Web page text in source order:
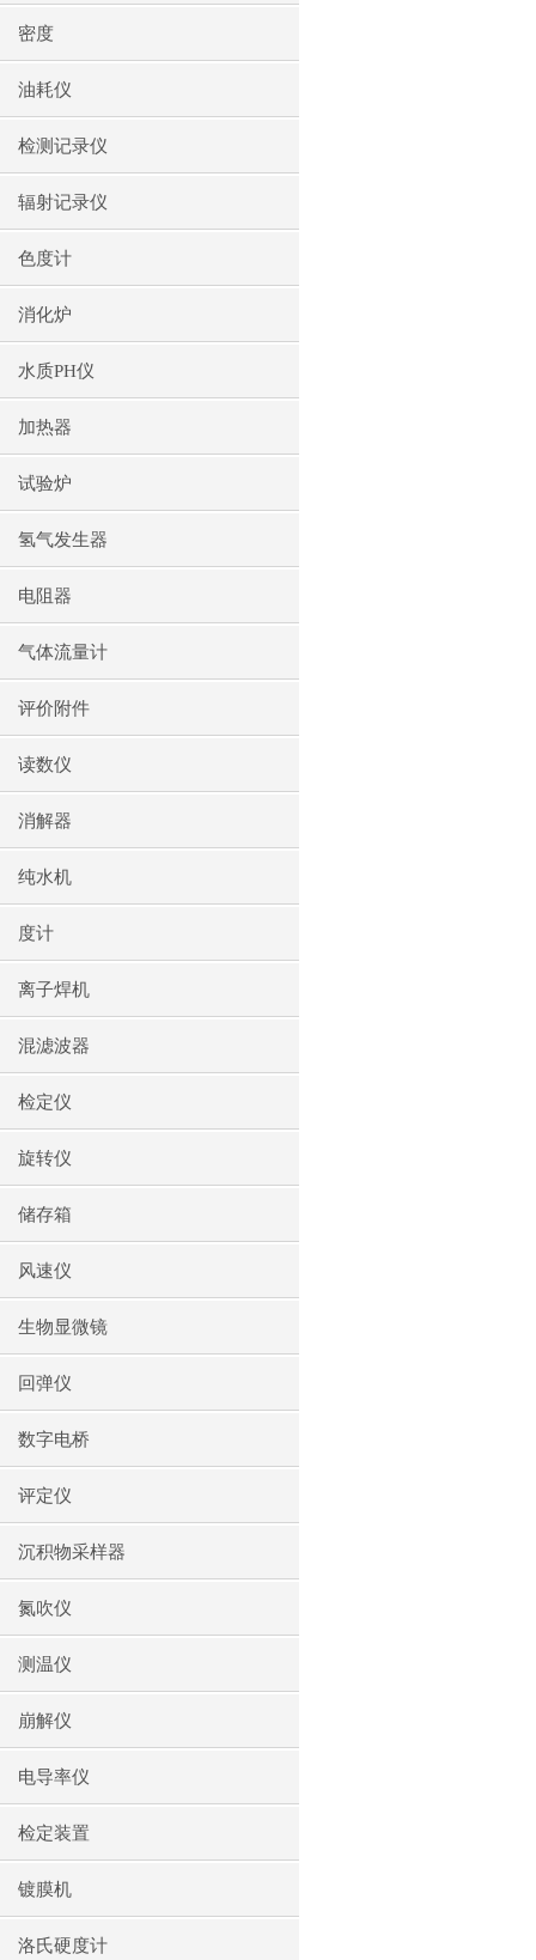
密度
油耗仪
检测记录仪
辐射记录仪
色度计
消化炉
水质PH仪
加热器
试验炉
氢气发生器
电阻器
气体流量计
评价附件
读数仪
消解器
纯水机
度计
离子焊机
混滤波器
检定仪
旋转仪
储存箱
风速仪
生物显微镜
回弹仪
数字电桥
评定仪
沉积物采样器
氮吹仪
测温仪
崩解仪
电导率仪
检定装置
镀膜机
洛氏硬度计